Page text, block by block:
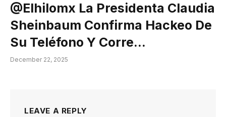
@elhilomx La Presidenta Claudia
Sheinbaum Confirma Hackeo De
Su Teléfono Y Corre…
December 22, 2025
LEAVE A REPLY